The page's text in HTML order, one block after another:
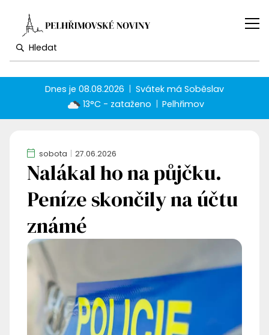
Dnes je08.08.2026 Svátek má Soběslav
13°C - zataženo
Pelhřimov
sobota 27.06.2026
Nalákal ho na půjčku.
Peníze skončily na účtu
známé